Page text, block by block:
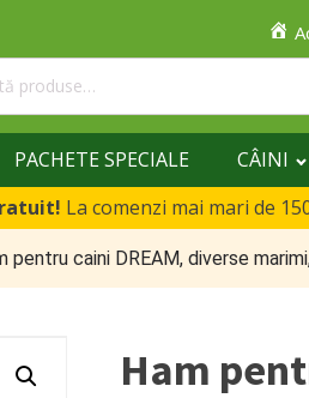
PACHETE SPECIALE CÂINI
La comenzi mai mari de
pentru caini DREAM, diverse
Ham